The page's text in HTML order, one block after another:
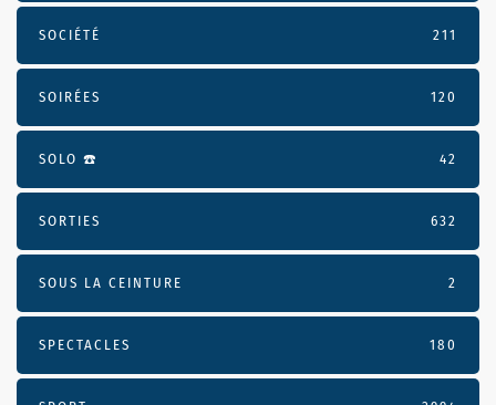
SOCIÉTÉ 211
SOIRÉES 120
SOLO ☎️ 42
SORTIES 632
SOUS LA CEINTURE 2
SPECTACLES 180